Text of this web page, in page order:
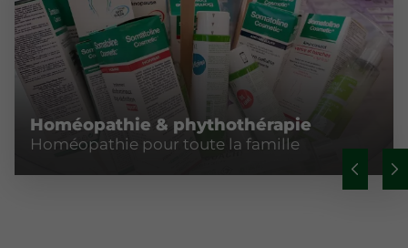
Homéopathie & phythothérapie
Homéopathie pour toute la famille